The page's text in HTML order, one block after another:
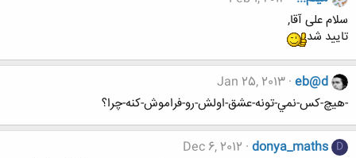
سلام علی آقا,
تایید شد
eb@d
Jan 25, 2013
-هيچ-كس-نمي-تونه-عشق-اولش-رو-فراموش-كنه-چرا؟
D
donya_maths
Dec 6, 2012